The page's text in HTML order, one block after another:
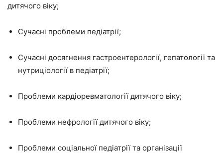
дитячого віку;
Сучасні проблеми педіатрії;
Сучасні досягнення гастроентерології, гепатології та
нутриціології в педіатрії;
Проблеми кардіоревматології дитячого віку;
Проблеми нефрології дитячого віку;
Проблеми соціальної педіатрії та організації